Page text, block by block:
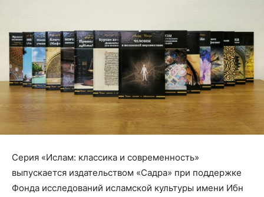
Серия «Ислам: классика и современность»
выпускается издательством «Садра» при поддержке
Фонда исследований исламской культуры имени Ибн